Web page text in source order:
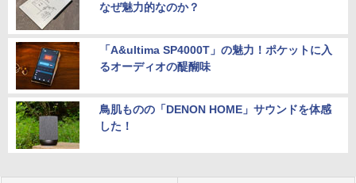
なぜ魅力的なのか？
「A&ultima SP4000T」の魅力！ポケットに入
るオーディオの醍醐味
鳥肌ものの「DENON HOME」サウンドを体感
した！